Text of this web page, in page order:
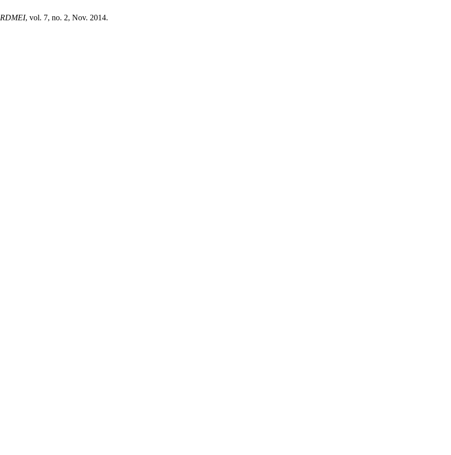
RDMEI, vol. 7, no. 2, Nov. 2014.